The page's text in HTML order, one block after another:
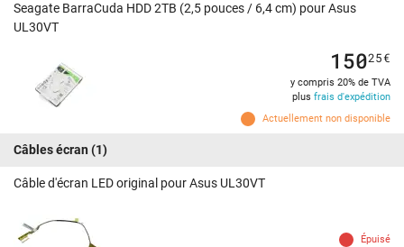
Seagate BarraCuda HDD 2TB (2,5 pouces / 6,4 cm) pour Asus
UL30VT
Actuellement non disponible
15025€
y compris 20% de TVA
plus frais d'expédition
Câbles écran (1)
Câble d'écran LED original pour Asus UL30VT
Épuisé